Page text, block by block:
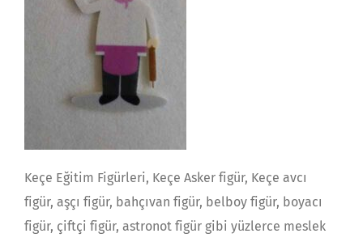
Keçe Eğitim Figürleri, Keçe Asker figür, Keçe avcı
figür, aşçı figür, bahçıvan figür, belboy figür, boyacı
figür, çiftçi figür, astronot figür gibi yüzlerce meslek